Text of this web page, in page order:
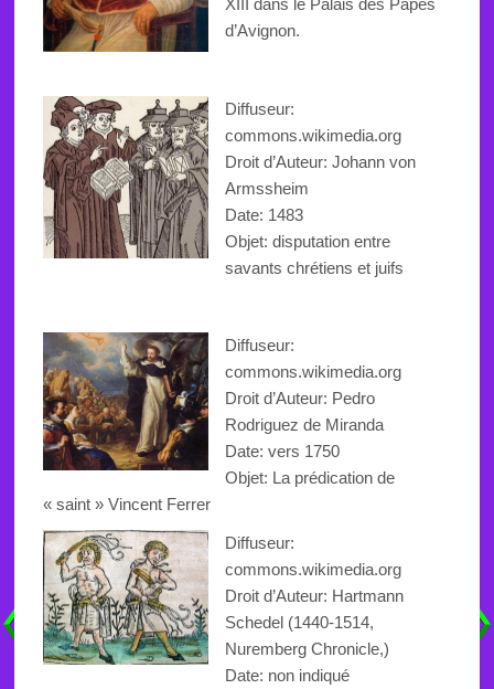
XIII dans le Palais des Papes
d’Avignon.
Diffuseur:
commons.wikimedia.org
Droit d’Auteur: Johann von
Armssheim
Date: 1483
Objet: disputation entre
savants chrétiens et juifs
Diffuseur:
commons.wikimedia.org
Droit d’Auteur: Pedro
Rodriguez de Miranda
Date: vers 1750
Objet: La prédication de
« saint » Vincent Ferrer
Diffuseur:
commons.wikimedia.org
Droit d’Auteur: Hartmann
Schedel (1440-1514,
Nuremberg Chronicle,)
Date: non indiqué